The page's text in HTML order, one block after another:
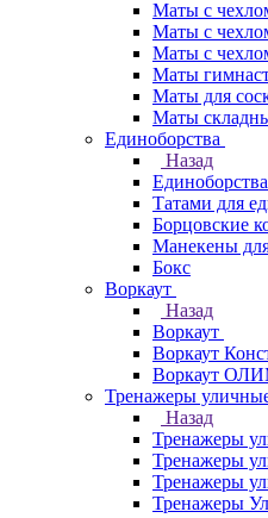
Маты с
Маты с
Маты с
Маты
Маты для
Маты
Единоборства
Назад
Единоборства
Татами для
Борцовские
Манекены
Бокс
Воркаут
Назад
Воркаут
Воркаут
Воркаут
Тренажеры
Назад
Тренажеры
Тренажеры
Тренажеры
Тренажеры